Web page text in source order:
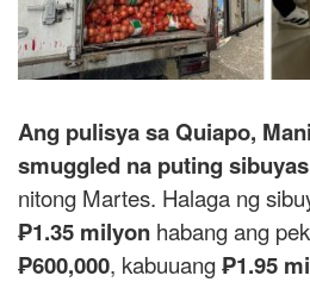
Ang pulisya sa Quiapo,
smuggled na puting
nitong Martes. Halaga ng
₱1.35 milyon habang ang
₱600,000, kabuuang₱1.95